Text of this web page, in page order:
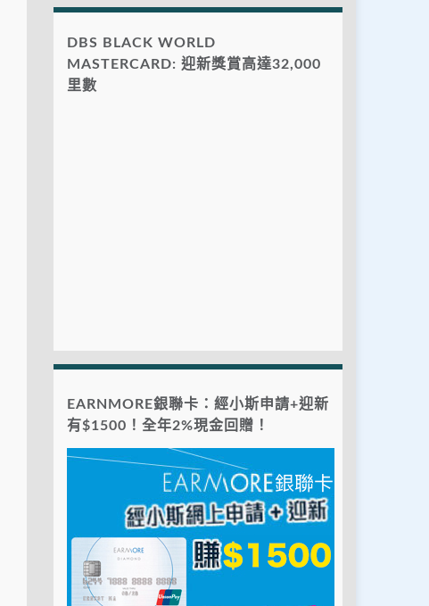
DBS BLACK WORLD
MASTERCARD: 迎新獎賞高達32,000
里數
EARNMORE銀聯卡：經小斯申請+迎新
有$1500！全年2%現金回贈！